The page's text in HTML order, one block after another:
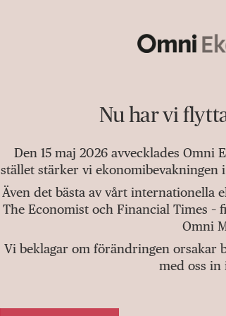
Nu har vi
Den 15 maj 2026 avvecklades Omni
stället stärker vi
Även det bästa av vårt internationella
The Economist och Financial Times
Omni
Vi beklagar om förändringen orsakar
med oss in